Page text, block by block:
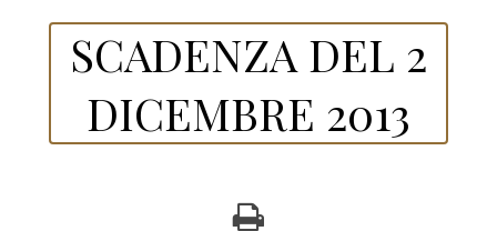
SCADENZA DEL 2
DICEMBRE 2013